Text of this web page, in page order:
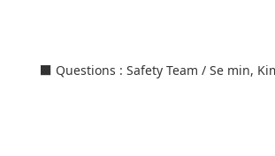
■ Questions : Safety Team / Se min,